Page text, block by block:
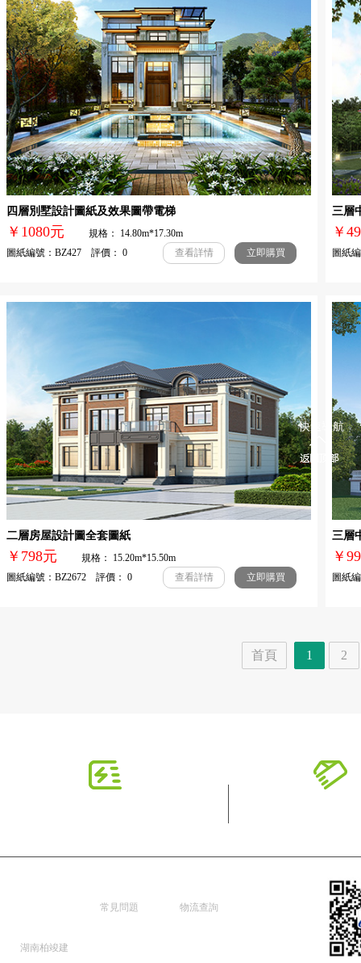
四層別墅設計圖紙及效果圖帶電梯
￥1080元
規格： 14.80m*17.30m
圖紙編號：BZ427 評價： 0
查看詳情 立即購買
三層
￥
圖紙編
二層房屋設計圖全套圖紙
￥798元
規格： 15.20m*15.50m
圖紙編號：BZ2672 評價： 0
查看詳情 立即購買
三層
￥
圖紙編
首頁 1 2
湖南柏竣建
常見問題 物流查詢
快速導航